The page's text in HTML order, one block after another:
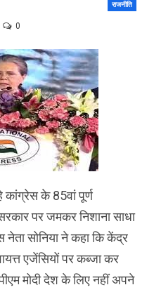
राजनीति
0
कांग्रेस के 85वां पूर्ण
पर जमकर निशाना साधा
सोनिया ने कहा कि केंद्र
एजेंसियों पर कब्जा कर
मोदी देश के लिए नहीं अपने